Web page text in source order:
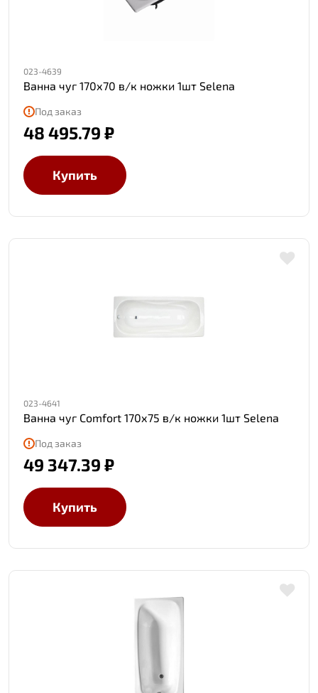
023-4639
Ванна чуг 170х70 в/к ножки 1шт Selena
Под заказ
48 495.79 ₽
Купить
023-4641
Ванна чуг Comfort 170х75 в/к ножки 1шт Selena
Под заказ
49 347.39 ₽
Купить